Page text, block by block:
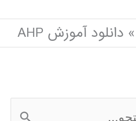
دانلود آموزش AHP